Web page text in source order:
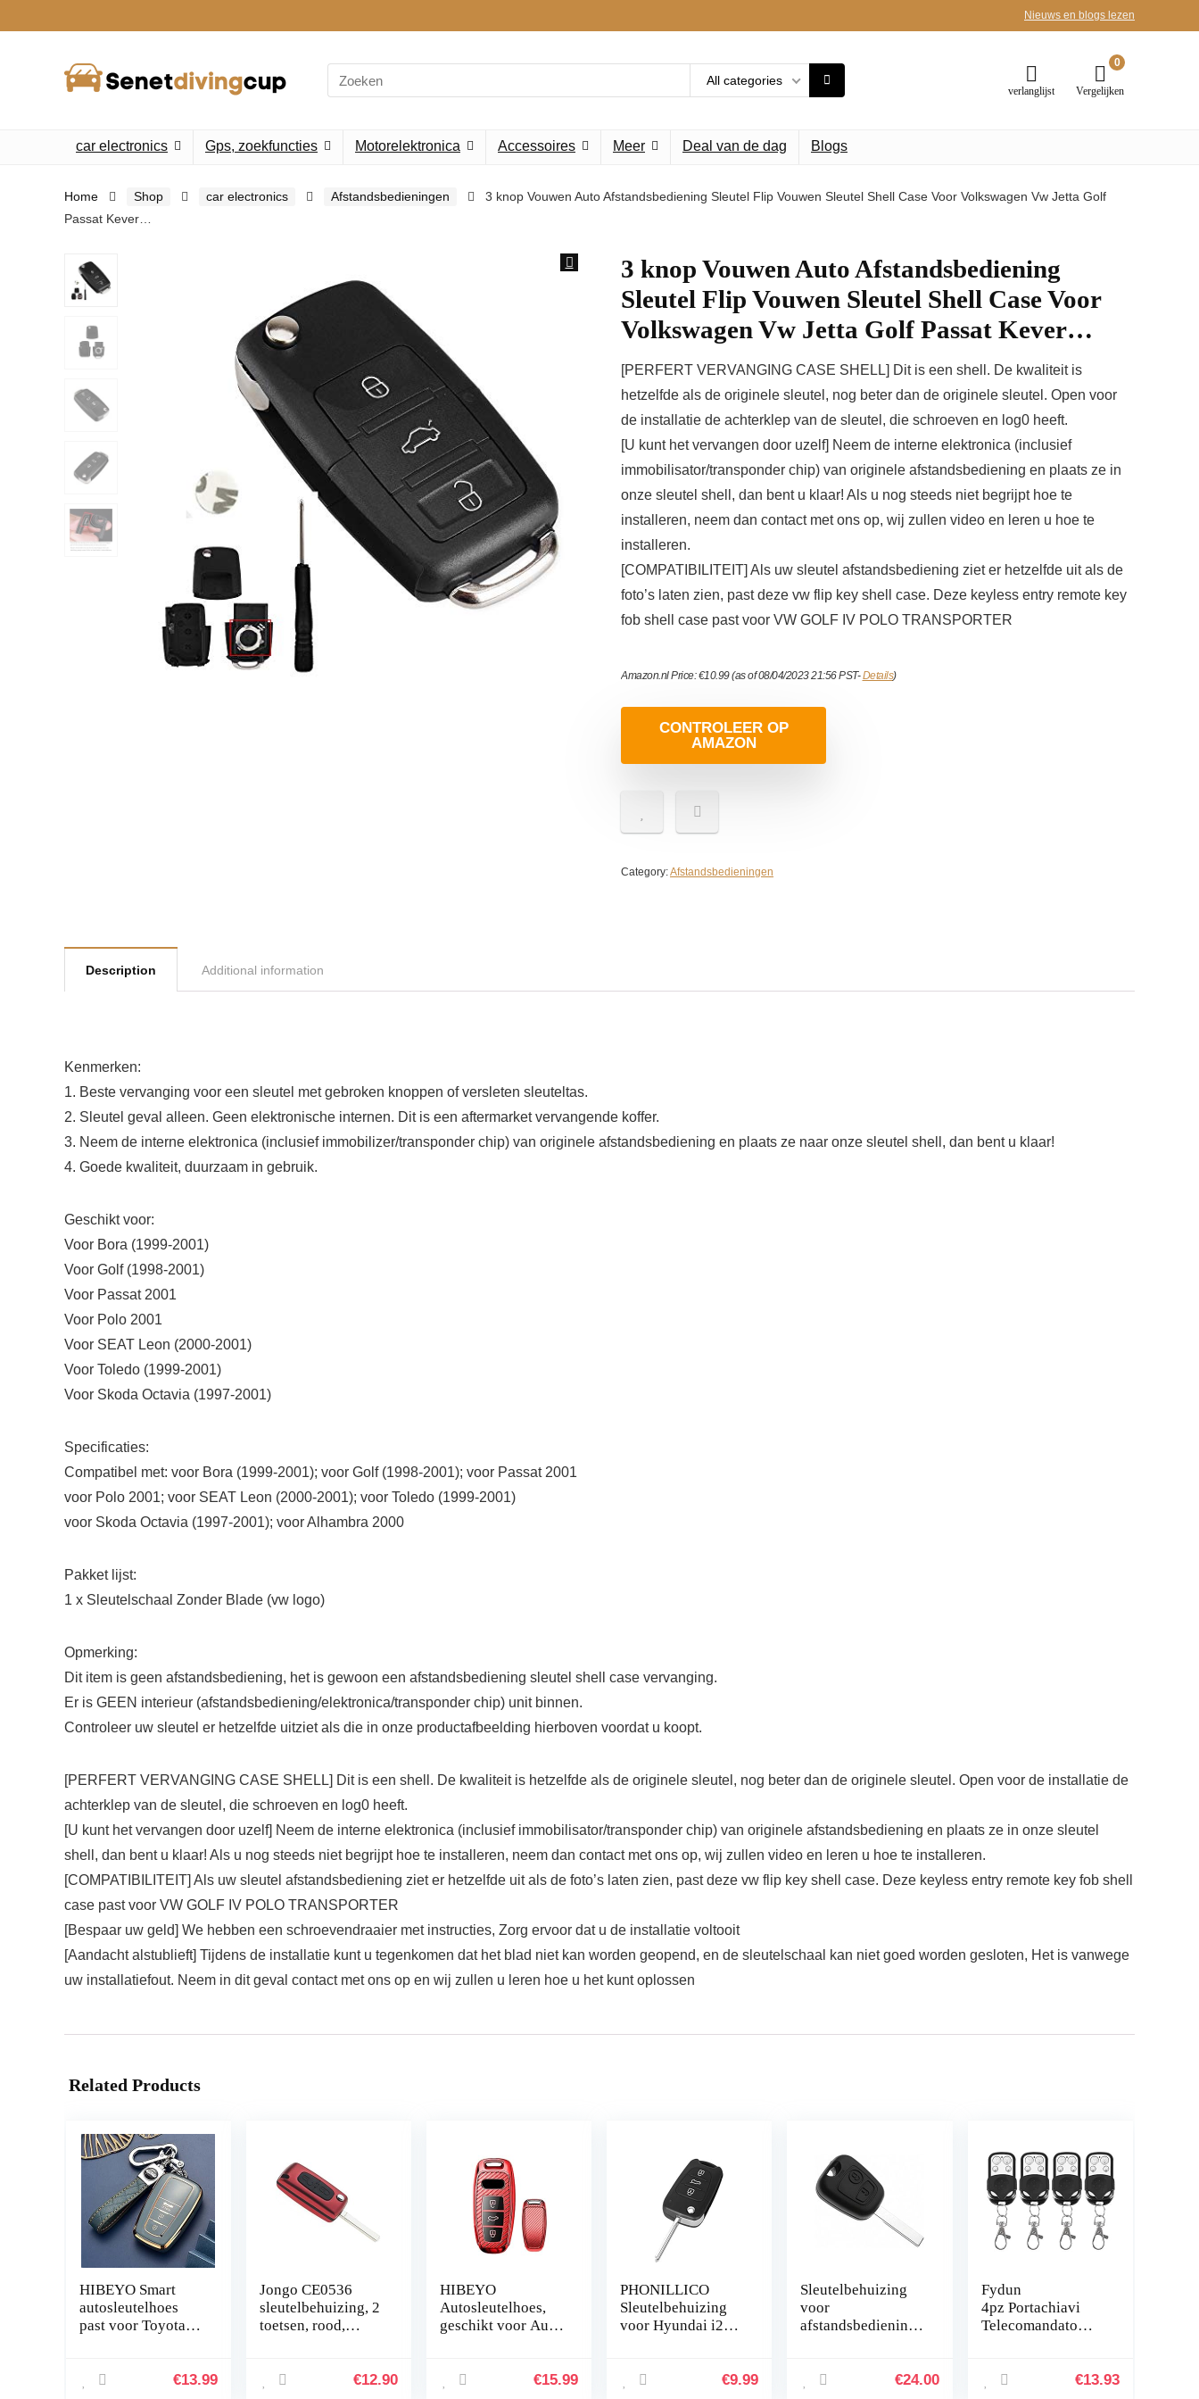
Nieuws en blogs lezen
Search
for:
All categories
verlanglijst
0
Vergelijken
car electronics Gps, zoekfuncties Motorelektronica Accessoires Meer Deal van de dag Blogs
Home Shop car electronics Afstandsbedieningen
3 knop Vouwen Auto Afstandsbediening Sleutel Flip Vouwen Sleutel Shell Case Voor Volkswagen Vw Jetta Golf
Passat Kever…
3 knop Vouwen Auto Afstandsbediening
Sleutel Flip Vouwen Sleutel Shell Case Voor
Volkswagen Vw Jetta Golf Passat Kever…
[PERFERT VERVANGING CASE SHELL] Dit is een shell. De kwaliteit is
hetzelfde als de originele sleutel, nog beter dan de originele sleutel. Open voor
de installatie de achterklep van de sleutel, die schroeven en log0 heeft.
[U kunt het vervangen door uzelf] Neem de interne elektronica (inclusief
immobilisator/transponder chip) van originele afstandsbediening en plaats ze in
onze sleutel shell, dan bent u klaar! Als u nog steeds niet begrijpt hoe te
installeren, neem dan contact met ons op, wij zullen video en leren u hoe te
installeren.
[COMPATIBILITEIT] Als uw sleutel afstandsbediening ziet er hetzelfde uit als de
foto’s laten zien, past deze vw flip key shell case. Deze keyless entry remote key
fob shell case past voor VW GOLF IV POLO TRANSPORTER
Amazon.nl Price:€10.99(as of 08/04/2023 21:56 PST-Details)
CONTROLEER OP
AMAZON
Category:Afstandsbedieningen
Description Additional information
Kenmerken:
1. Beste vervanging voor een sleutel met gebroken knoppen of versleten sleuteltas.
2. Sleutel geval alleen. Geen elektronische internen. Dit is een aftermarket vervangende koffer.
3. Neem de interne elektronica (inclusief immobilizer/transponder chip) van originele afstandsbediening en plaats ze naar onze sleutel shell, dan bent u klaar!
4. Goede kwaliteit, duurzaam in gebruik.
Geschikt voor:
Voor Bora (1999-2001)
Voor Golf (1998-2001)
Voor Passat 2001
Voor Polo 2001
Voor SEAT Leon (2000-2001)
Voor Toledo (1999-2001)
Voor Skoda Octavia (1997-2001)
Specificaties:
Compatibel met: voor Bora (1999-2001); voor Golf (1998-2001); voor Passat 2001
voor Polo 2001; voor SEAT Leon (2000-2001); voor Toledo (1999-2001)
voor Skoda Octavia (1997-2001); voor Alhambra 2000
Pakket lijst:
1 x Sleutelschaal Zonder Blade (vw logo)
Opmerking:
Dit item is geen afstandsbediening, het is gewoon een afstandsbediening sleutel shell case vervanging.
Er is GEEN interieur (afstandsbediening/elektronica/transponder chip) unit binnen.
Controleer uw sleutel er hetzelfde uitziet als die in onze productafbeelding hierboven voordat u koopt.
[PERFERT VERVANGING CASE SHELL] Dit is een shell. De kwaliteit is hetzelfde als de originele sleutel, nog beter dan de originele sleutel. Open voor de installatie de
achterklep van de sleutel, die schroeven en log0 heeft.
[U kunt het vervangen door uzelf] Neem de interne elektronica (inclusief immobilisator/transponder chip) van originele afstandsbediening en plaats ze in onze sleutel
shell, dan bent u klaar! Als u nog steeds niet begrijpt hoe te installeren, neem dan contact met ons op, wij zullen video en leren u hoe te installeren.
[COMPATIBILITEIT] Als uw sleutel afstandsbediening ziet er hetzelfde uit als de foto’s laten zien, past deze vw flip key shell case. Deze keyless entry remote key fob shell
case past voor VW GOLF IV POLO TRANSPORTER
[Bespaar uw geld] We hebben een schroevendraaier met instructies, Zorg ervoor dat u de installatie voltooit
[Aandacht alstublieft] Tijdens de installatie kunt u tegenkomen dat het blad niet kan worden geopend, en de sleutelschaal kan niet goed worden gesloten, Het is vanwege
uw installatiefout. Neem in dit geval contact met ons op en wij zullen u leren hoe u het kunt oplossen
Related Products
HIBEYO Smart
autosleutelhoes
past voor Toyota
TPU voor Camry
€13.99
Jongo CE0536
sleutelbehuizing, 2
toetsen, rood,
C2, C3, Berlingo
€12.90
HIBEYO
Autosleutelhoes,
geschikt voor Audi,
2020, 2021, A6,
€15.99
PHONILLICO
Sleutelbehuizing
voor Hyundai i20
KIA Ceed Picanto
€9.99
Sleutelbehuizing
voor
afstandsbediening
€24.00
Fydun
4pz Portachiavi
Telecomandato
Clonazione
€13.93